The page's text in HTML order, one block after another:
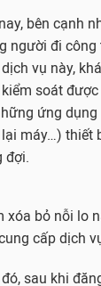
bên cạnh
người đi
vụ này,
soát
ứng dụng
máy…) thiết
đợi.